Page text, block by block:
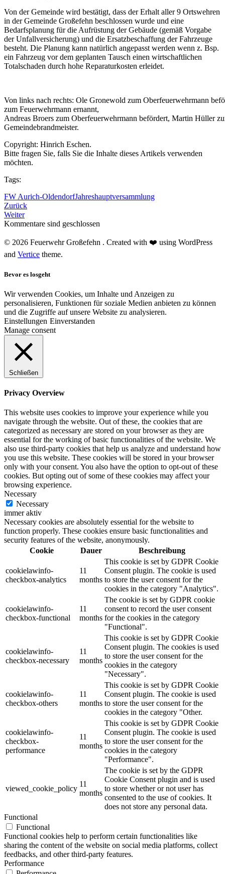
Von der Gemeinde wird bestätigt, dass der Erhalt aller 9 Ortswehren
in der Gemeinde Großefehn beschlossen wurde und eine
Bedarfsplanung für die Aufrüstung der Gebäude (gemäß Vorgabe
der Unfallversicherung) und die Ersatzbeschaffung der Fahrzeuge
besteht. Die Planung kann natürlich angepasst werden wenn z. Bsp.
ein Fahrzeug vor dem geplanten Tausch einen wirtschaftlichen
Totalschaden durch hohe Reparaturkosten erleidet.
Von links nach rechts: Ole Gronewold zum Oberfeuerwehrmann
zum Feuerwehrmann ernannt,
Andreas Broers zum Oberfeuerwehrmann befördert, Martin Hüller
Gemeindebrandmeister.
Copyright: Hinrich Eschen.
Bitte fragen Sie, falls Sie die Inhalte dieses Artikels verwenden
möchten.
Tags:
FW Aurich-OldendorfJahreshauptversammlung
Zurück
Weiter
Kommentare sind geschlossen
© 2026 Feuerwehr Großefehn . Created with ❤️ using WordPress
and Vertice theme.
Bevor es losgeht
Wir verwenden Cookies, um Inhalte und Anzeigen zu
personalisieren, Funktionen für soziale Medien anbieten zu können
und die Zugriffe auf unsere Website zu analysieren.
Einstellungen Einverstanden
Manage consent
Schließen
Privacy Overview
This website uses cookies to improve your experience while you
navigate through the website. Out of these, the cookies that are
categorized as necessary are stored on your browser as they are
essential for the working of basic functionalities of the website. We
also use third-party cookies that help us analyze and understand how
you use this website. These cookies will be stored in your browser
only with your consent. You also have the option to opt-out of these
cookies. But opting out of some of these cookies may affect your
browsing experience.
Necessary
Necessary
immer aktiv
Necessary cookies are absolutely essential for the website to
function properly. These cookies ensure basic functionalities and
security features of the website, anonymously.
Cookie
Dauer Beschreibung
cookielawinfo-
checkbox-analytics
11
months
This cookie is set by GDPR Cookie
Consent plugin. The cookie is used
to store the user consent for the
cookies in the category "Analytics".
cookielawinfo-
checkbox-functional
11
months
The cookie is set by GDPR cookie
consent to record the user consent
for the cookies in the category
"Functional".
cookielawinfo-
checkbox-necessary
11
months
This cookie is set by GDPR Cookie
Consent plugin. The cookies is used
to store the user consent for the
cookies in the category
"Necessary".
cookielawinfo-
checkbox-others
11
months
This cookie is set by GDPR Cookie
Consent plugin. The cookie is used
to store the user consent for the
cookies in the category "Other.
cookielawinfo-
checkbox-
performance
11
months
This cookie is set by GDPR Cookie
Consent plugin. The cookie is used
to store the user consent for the
cookies in the category
"Performance".
viewed_cookie_policy
11
months
The cookie is set by the GDPR
Cookie Consent plugin and is used
to store whether or not user has
consented to the use of cookies. It
does not store any personal data.
Functional
Functional
Functional cookies help to perform certain functionalities like
sharing the content of the website on social media platforms, collect
feedbacks, and other third-party features.
Performance